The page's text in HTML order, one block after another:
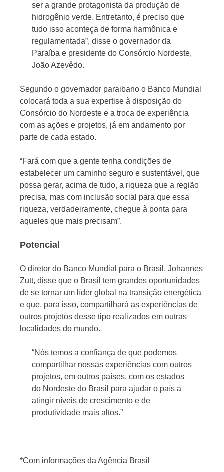
ser a grande protagonista da produção de
hidrogênio verde. Entretanto, é preciso que
tudo isso aconteça de forma harmônica e
regulamentada”, disse o governador da
Paraíba e presidente do Consórcio Nordeste,
João Azevêdo.
Segundo o governador paraibano o Banco Mundial
colocará toda a sua expertise à disposição do
Consórcio do Nordeste e a troca de experiência
com as ações e projetos, já em andamento por
parte de cada estado.
“Fará com que a gente tenha condições de
estabelecer um caminho seguro e sustentável, que
possa gerar, acima de tudo, a riqueza que a região
precisa, mas com inclusão social para que essa
riqueza, verdadeiramente, chegue à ponta para
aqueles que mais precisam”.
Potencial
O diretor do Banco Mundial para o Brasil, Johannes
Zutt, disse que o Brasil tem grandes oportunidades
de se tornar um líder global na transição energética
e que, para isso, compartilhará as experiências de
outros projetos desse tipo realizados em outras
localidades do mundo.
“Nós temos a confiança de que podemos
compartilhar nossas experiências com outros
projetos, em outros países, com os estados
do Nordeste do Brasil para ajudar o país a
atingir níveis de crescimento e de
produtividade mais altos.”
*Com informações da Agência Brasil